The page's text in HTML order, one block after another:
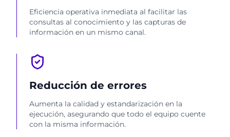
Eficiencia operativa inmediata al facilitar las
consultas al conocimiento y las capturas de
información en un mismo canal.
Reducción de errores
Aumenta la calidad y estandarización en la
ejecución, asegurando que todo el equipo cuente
con la misma información.